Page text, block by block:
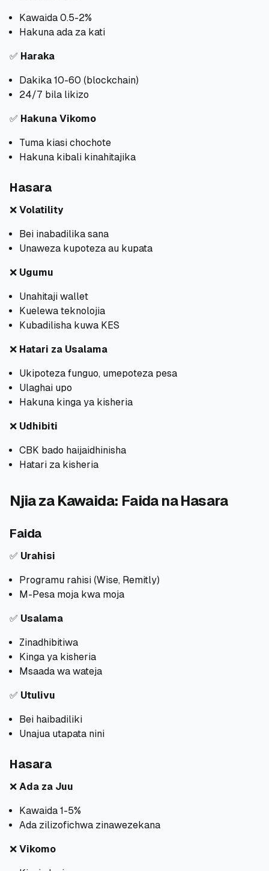
Kawaida 0.5-2%
Hakuna ada za kati
✅ Haraka
Dakika 10-60 (blockchain)
24/7 bila likizo
✅ Hakuna Vikomo
Tuma kiasi chochote
Hakuna kibali kinahitajika
Hasara
❌ Volatility
Bei inabadilika sana
Unaweza kupoteza au kupata
❌ Ugumu
Unahitaji wallet
Kuelewa teknolojia
Kubadilisha kuwa KES
❌ Hatari za Usalama
Ukipoteza funguo, umepoteza pesa
Ulaghai upo
Hakuna kinga ya kisheria
❌ Udhibiti
CBK bado haijaidhinisha
Hatari za kisheria
Njia za Kawaida: Faida na Hasara
Faida
✅ Urahisi
Programu rahisi (Wise, Remitly)
M-Pesa moja kwa moja
✅ Usalama
Zinadhibitiwa
Kinga ya kisheria
Msaada wa wateja
✅ Utulivu
Bei haibadiliki
Unajua utapata nini
Hasara
❌ Ada za Juu
Kawaida 1-5%
Ada zilizofichwa zinawezekana
❌ Vikomo